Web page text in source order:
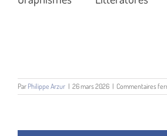
Par Philippe Arzur | 26 mars 2026 | Commentaires